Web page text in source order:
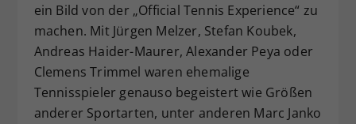
ein Bild von der „Official Tennis Experience“ zu
machen. Mit Jürgen Melzer, Stefan Koubek,
Andreas Haider-Maurer, Alexander Peya oder
Clemens Trimmel waren ehemalige
Tennisspieler genauso begeistert wie Größen
anderer Sportarten, unter anderen Marc Janko